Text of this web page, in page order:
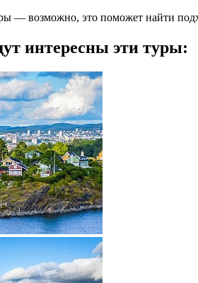
— возможно, это поможет найти
интересны эти туры: